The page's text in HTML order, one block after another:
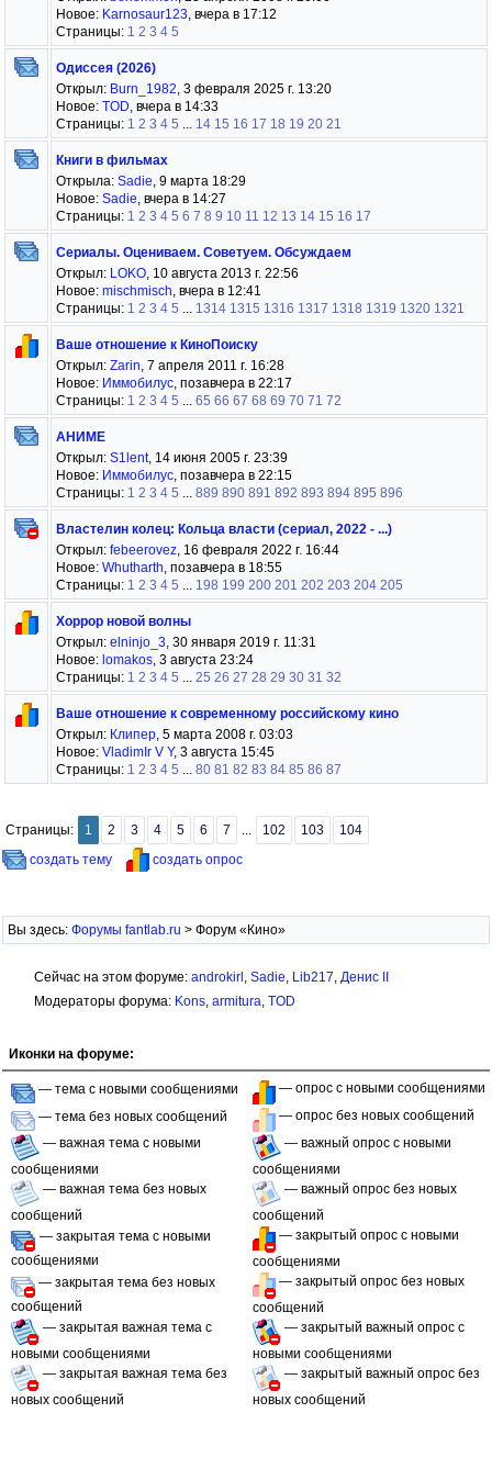
Новое: Karnosaur123, вчера в 17:12
Страницы: 1 2 3 4 5
Одиссея (2026)
Открыл: Burn_1982, 3 февраля 2025 г. 13:20
Новое: TOD, вчера в 14:33
Страницы: 1 2 3 4 5 ... 14 15 16 17 18 19 20 21
Книги в фильмах
Открыла: Sadie, 9 марта 18:29
Новое: Sadie, вчера в 14:27
Страницы: 1 2 3 4 5 6 7 8 9 10 11 12 13 14 15 16 17
Сериалы. Оцениваем. Советуем. Обсуждаем
Открыл: LOKO, 10 августа 2013 г. 22:56
Новое: mischmisch, вчера в 12:41
Страницы: 1 2 3 4 5 ... 1314 1315 1316 1317 1318 1319 1320 1321
Ваше отношение к КиноПоиску
Открыл: Zarin, 7 апреля 2011 г. 16:28
Новое: Иммобилус, позавчера в 22:17
Страницы: 1 2 3 4 5 ... 65 66 67 68 69 70 71 72
АНИМЕ
Открыл: S1lent, 14 июня 2005 г. 23:39
Новое: Иммобилус, позавчера в 22:15
Страницы: 1 2 3 4 5 ... 889 890 891 892 893 894 895 896
Властелин колец: Кольца власти (сериал, 2022 - ...)
Открыл: febeerovez, 16 февраля 2022 г. 16:44
Новое: Whutharth, позавчера в 18:55
Страницы: 1 2 3 4 5 ... 198 199 200 201 202 203 204 205
Хоррор новой волны
Открыл: elninjo_3, 30 января 2019 г. 11:31
Новое: lomakos, 3 августа 23:24
Страницы: 1 2 3 4 5 ... 25 26 27 28 29 30 31 32
Ваше отношение к современному российскому кино
Открыл: Клипер, 5 марта 2008 г. 03:03
Новое: VladimIr V Y, 3 августа 15:45
Страницы: 1 2 3 4 5 ... 80 81 82 83 84 85 86 87
Страницы: 1 2 3 4 5 6 7 ... 102 103
104
создать тему
создать опрос
Вы здесь: Форумы fantlab.ru > Форум «Кино»
Сейчас на этом форуме: androkirl , Sadie, Lib217, Денис II
Модераторы форума: Kons, armitura, TOD
Иконки на форуме:
— тема с новыми сообщениями
— опрос с новыми сообщениями
— тема без новых сообщений
— опрос без новых сообщений
— важная тема с новыми
сообщениями
— важный опрос с новыми
сообщениями
— важная тема без новых
сообщений
— важный опрос без новых
сообщений
— закрытая тема с новыми
сообщениями
— закрытый опрос с новыми
сообщениями
— закрытая тема без новых
сообщений
— закрытый опрос без новых
сообщений
— закрытая важная тема с
новыми сообщениями
— закрытый важный опрос с
новыми сообщениями
— закрытая важная тема без
новых сообщений
— закрытый важный опрос без
новых сообщений